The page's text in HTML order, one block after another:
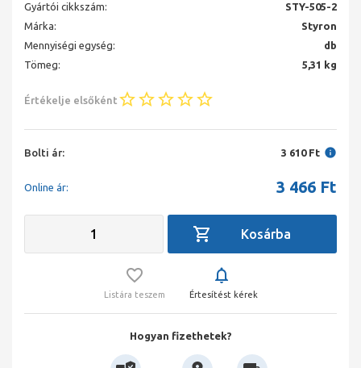
Gyártói cikkszám:
STY-505-2
Márka:
Styron
Mennyiségi egység:
db
Tömeg:
5,31 kg
Értékelje elsőként
Bolti ár: 3 610 Ft
Online ár: 3 466 Ft
Listára teszem Értesítést kérek
Hogyan fizethetek?